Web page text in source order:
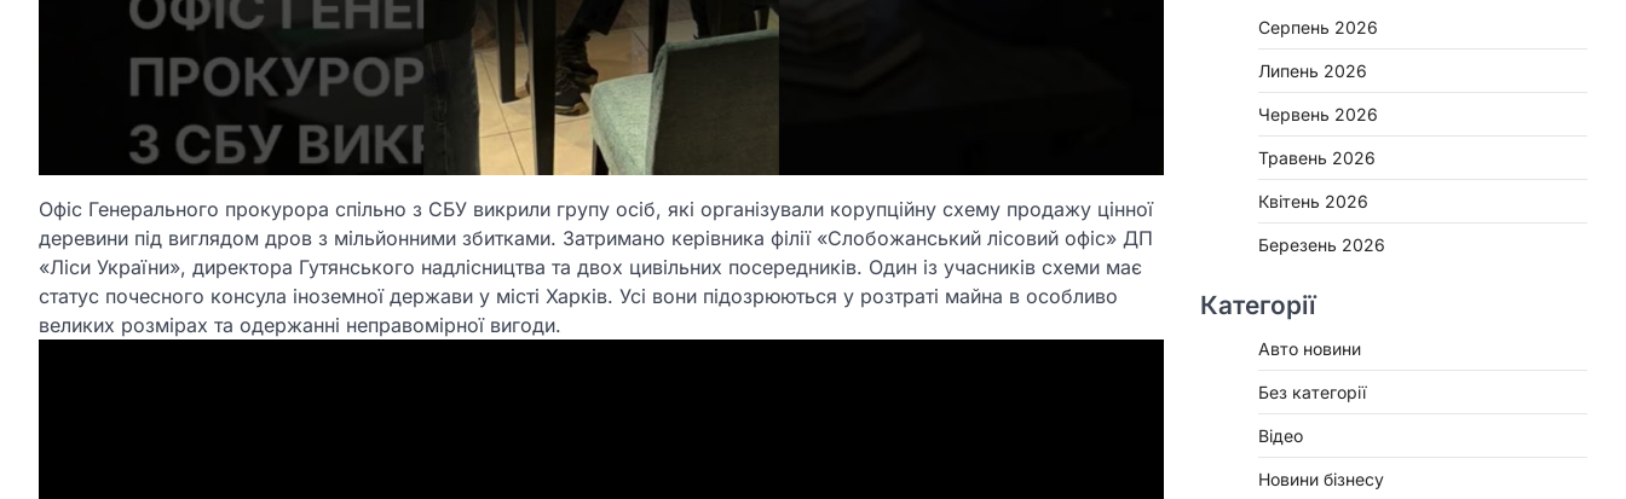
Офіс Генерального прокурора спільно з СБУ викрили групу осіб, які організували корупційну схему продажу цінної
деревини під виглядом дров з мільйонними збитками. Затримано керівника філії «Слобожанський лісовий офіс» ДП
«Ліси України», директора Гутянського надлісництва та двох цивільних посередників. Один із учасників схеми має
статус почесного консула іноземної держави у місті Харків. Усі вони підозрюються у розтраті майна в особливо
великих розмірах та одержанні неправомірної вигоди.
Серпень 2026
Липень 2026
Червень 2026
Травень 2026
Квітень 2026
Березень 2026
Категорії
Авто новини
Без категорії
Відео
Новини бізнесу